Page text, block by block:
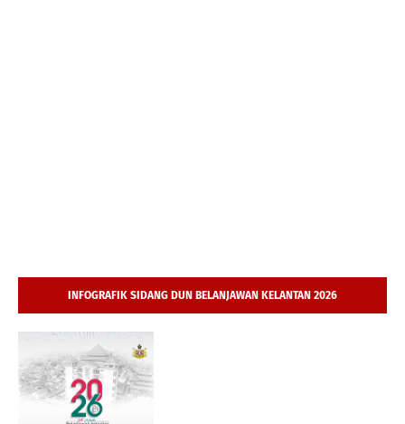
INFOGRAFIK SIDANG DUN BELANJAWAN KELANTAN 2026